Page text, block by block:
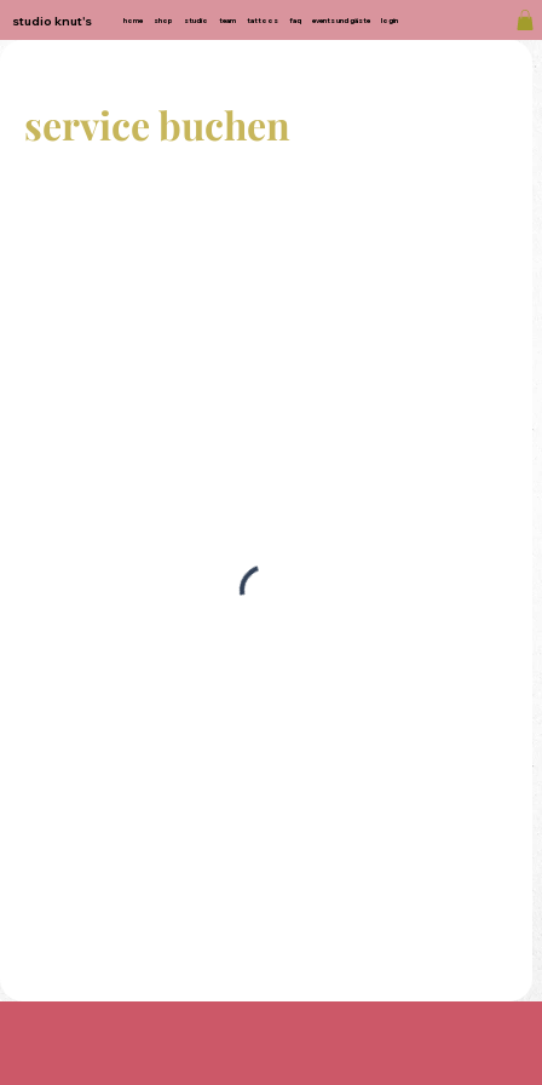
studio knut's home shop studio team tattoos faq events und gäste login
service buchen